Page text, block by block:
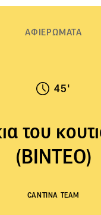
Μαγαζιά
Ταξίδια
ΑΦΙΕΡΩΜΑΤΑ
45'
του
(ΒΙΝΤΕΟ)
CANTINA TEAM